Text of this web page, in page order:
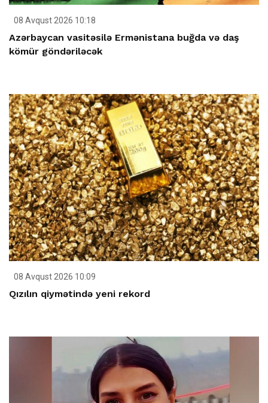
08 Avqust 2026 10:18
Azərbaycan vasitəsilə Ermənistana buğda və daş
kömür göndəriləcək
08 Avqust 2026 10:09
Qızılın qiymətində yeni rekord